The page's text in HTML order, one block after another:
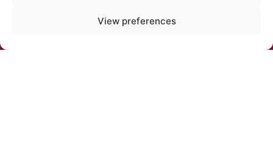
View preferences
TĀLRUNIS: